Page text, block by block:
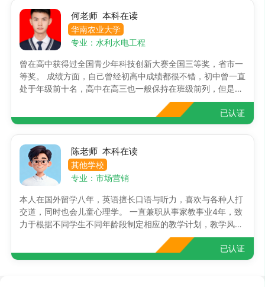
物，本人在家教过程中，引导学生通过理解、画图等方式，代
替了传统的死记硬背，从而让学生掌握所学的知识。在这个过
程中，我不仅仅让学生理解掌握了我当时教授的知识，更重要
的是让他学会如何学习生物这一门课，掌握学习的方法。即使
我后面没有再教他，但是他掌握了方法，学习起生物来就得心
应手了。 案例②：2020年上半年辅导小学三年级数学，学生
属于内向型，成绩不差，但是成绩波动较大，
何老师 本科在读
华南农业大学
专业：水利水电工程
曾在高中获得过全国青少年科技创新大赛全国三等奖，省市一
等奖。 成绩方面，自己曾经初高中成绩都很不错，初中曾一直
处于年级前十名，高中在高三也一般保持在班级前列，但是高
考发挥失常。 工作方面，我个人对于热爱的事情有很大的内部
驱动力，个人平时就对心理学比较感兴趣，然后喜欢和孩子相
处，性格温和可亲，我个人老师应该是一种亦师亦友的存在，
子才会有更长足的发
已认证
陈老师 本科在读
其他学校
专业：市场营销
本人在国外留学八年，英语擅长口语与听力，喜欢与各种人打
交道，同时也会儿童心理学。 一直兼职从事家教事业4年，致
力于根据不同学生不同年龄段制定相应的教学计划，教学风格
偏向于跟学生做各种有趣的互动与交流，让学生能在欢乐的过
程中学习到英语知识于语法，同时也会与学生进行素质教育与
分享国外各种有趣的只是，让学生得到一个全方面的提高。
已认证